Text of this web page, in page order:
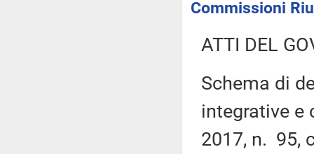
Commissioni
ATTI DEL
Schema di
integrative e
2017, n. 95,